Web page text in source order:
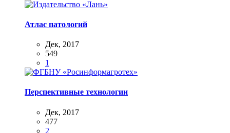
Атлас патологий
Дек, 2017
549
1
Перспективные технологии
Дек, 2017
477
2